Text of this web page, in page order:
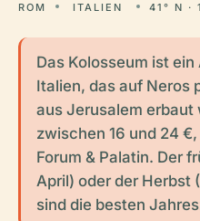
ROM ITALIEN 41° N ·
Das Kolosseum ist
Italien, das auf Neros
aus Jerusalem
zwischen 16 und 24
Forum & Palatin. Der
April) oder der Herbst
sind die besten